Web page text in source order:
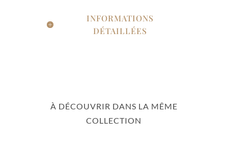
INFORMATIONS
DÉTAILLÉES
À DÉCOUVRIR DANS LA MÊME
COLLECTION